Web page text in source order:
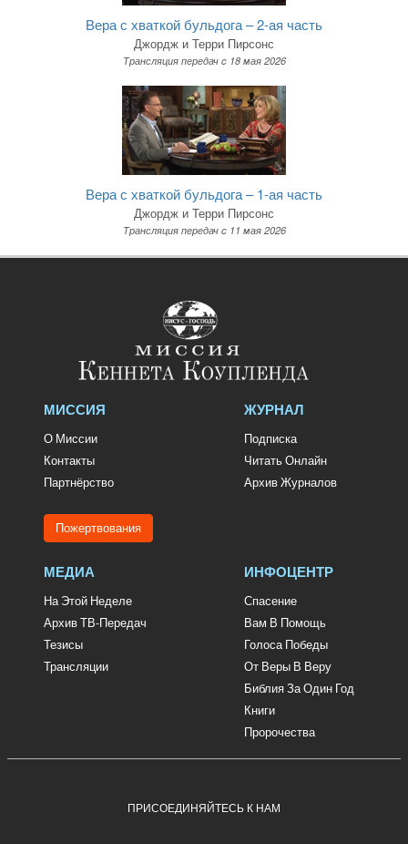
Вера с хваткой бульдога – 2-ая часть
Джордж и Терри Пирсонс
Трансляция передач c 18 мая 2026
Вера с хваткой бульдога – 1-ая часть
Джордж и Терри Пирсонс
Трансляция передач c 11 мая 2026
МИССИЯ
О Миссии
Контакты
Партнёрство
Пожертвования
ЖУРНАЛ
Подписка
Читать Онлайн
Архив Журналов
МЕДИА
На Этой Неделе
Архив ТВ-Передач
Тезисы
Трансляции
ИНФОЦЕНТР
Спасение
Вам В Помощь
Голоса Победы
От Веры В Веру
Библия За Один Год
Книги
Пророчества
ПРИСОЕДИНЯЙТЕСЬ К НАМ